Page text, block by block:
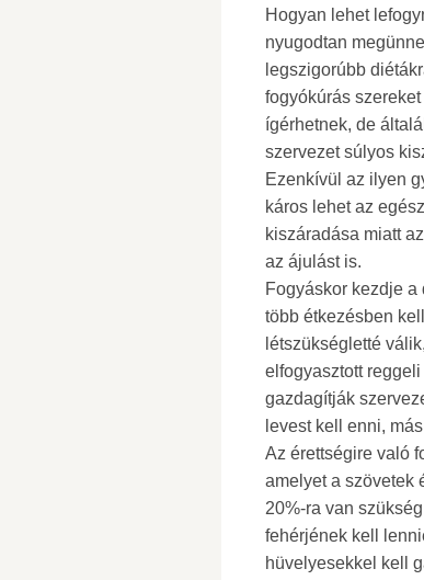
Hogyan lehet
nyugodtan
legszigorúbb
fogyókúrás
ígérhetnek, de
szervezet súlyos
Ezenkívül az ilyen
káros lehet az
kiszáradása miatt
az ájulást is.
Fogyáskor kezdje
több étkezésben
létszükségletté
elfogyasztott
gazdagítják
levest kell enni,
Az érettségire való
amelyet a szövetek
20%-ra van
fehérjének kell
hüvelyesekkel kell